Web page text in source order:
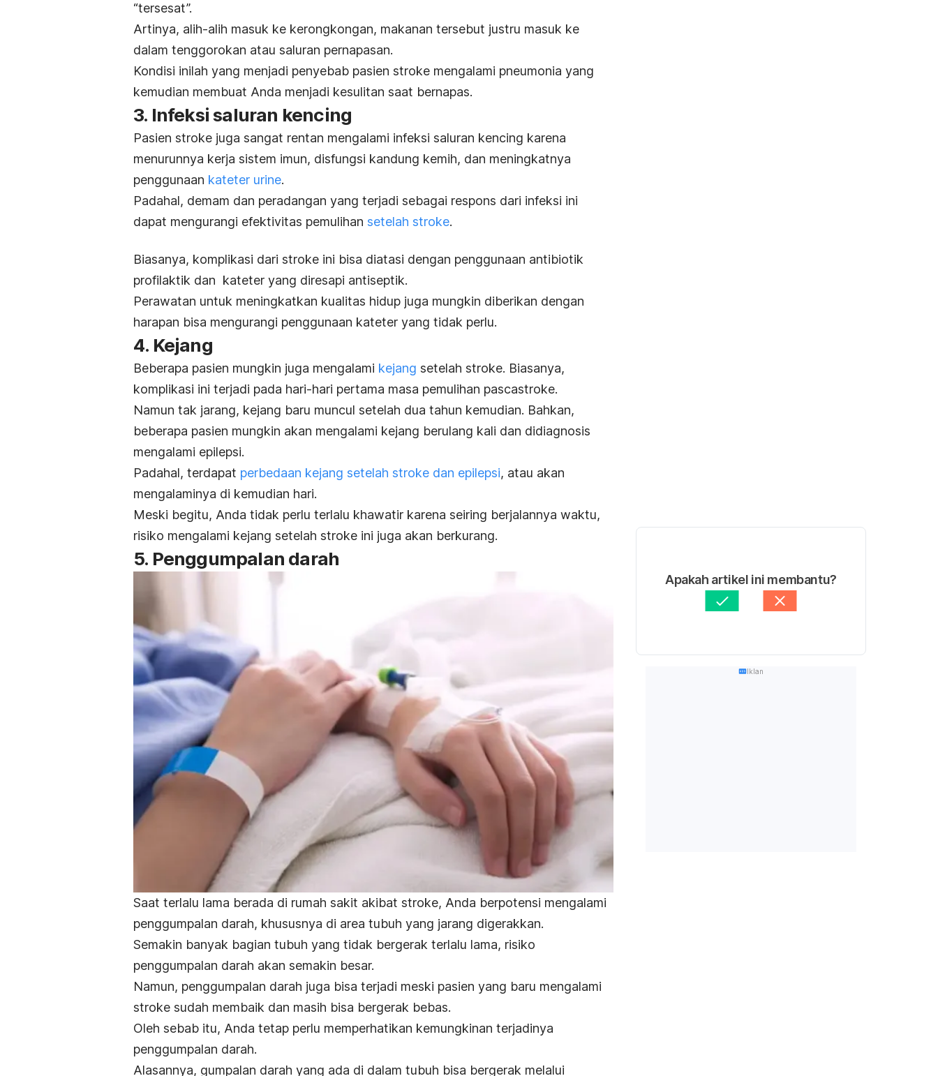
“tersesat”.
Artinya, alih-alih masuk ke kerongkongan, makanan tersebut justru masuk ke
dalam tenggorokan atau saluran pernapasan.
Kondisi inilah yang menjadi penyebab pasien stroke mengalami pneumonia yang
kemudian membuat Anda menjadi kesulitan saat bernapas.
3. Infeksi saluran kencing
Pasien stroke juga sangat rentan mengalami infeksi saluran kencing karena
menurunnya kerja sistem imun, disfungsi kandung kemih, dan meningkatnya
penggunaan kateter urine.
Padahal, demam dan peradangan yang terjadi sebagai respons dari infeksi ini
dapat mengurangi efektivitas pemulihan setelah stroke.
Biasanya, komplikasi dari stroke ini bisa diatasi dengan penggunaan antibiotik
profilaktik dan kateter yang diresapi antiseptik.
Perawatan untuk meningkatkan kualitas hidup juga mungkin diberikan dengan
harapan bisa mengurangi penggunaan kateter yang tidak perlu.
4. Kejang
Beberapa pasien mungkin juga mengalami kejang setelah stroke. Biasanya,
komplikasi ini terjadi pada hari-hari pertama masa pemulihan pascastroke.
Namun tak jarang, kejang baru muncul setelah dua tahun kemudian. Bahkan,
beberapa pasien mungkin akan mengalami kejang berulang kali dan didiagnosis
mengalami epilepsi.
Padahal, terdapat perbedaan kejang setelah stroke dan epilepsi, atau akan
mengalaminya di kemudian hari.
Meski begitu, Anda tidak perlu terlalu khawatir karena seiring berjalannya waktu,
risiko mengalami kejang setelah stroke ini juga akan berkurang.
5. Penggumpalan darah
Saat terlalu lama berada di rumah sakit akibat stroke, Anda berpotensi mengalami
penggumpalan darah, khususnya di area tubuh yang jarang digerakkan.
Semakin banyak bagian tubuh yang tidak bergerak terlalu lama, risiko
penggumpalan darah akan semakin besar.
Namun, penggumpalan darah juga bisa terjadi meski pasien yang baru mengalami
stroke sudah membaik dan masih bisa bergerak bebas.
Oleh sebab itu, Anda tetap perlu memperhatikan kemungkinan terjadinya
penggumpalan darah.
Alasannya, gumpalan darah yang ada di dalam tubuh bisa bergerak melalui
Apakah artikel ini membantu?
Iklan